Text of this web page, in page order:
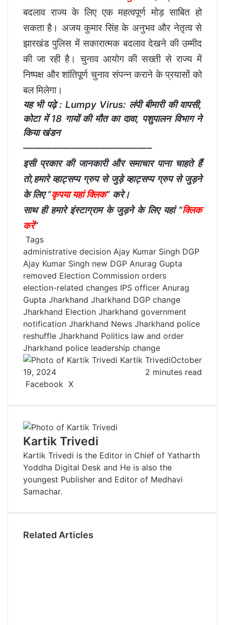
बदलाव राज्य के लिए एक महत्वपूर्ण मोड़ साबित हो
सकता है। अजय कुमार सिंह के अनुभव और नेतृत्व से
झारखंड पुलिस में सकारात्मक बदलाव देखने की उम्मीद
की जा रही है। चुनाव आयोग की सख्ती से राज्य में
निष्पक्ष और शांतिपूर्ण चुनाव संपन्न कराने के प्रयासों को
बल मिलेगा।
यह भी पढ़े : Lumpy Virus: लंपी बीमारी की वापसी,
कोटा में 18 गायों की मौत का दावा, पशुपालन विभाग ने
किया खंडन
—————————————–
इसी प्रकार की जानकारी और समाचार पाना चाहते हैं
तो,हमारे व्हाट्सप्प ग्रुप से जुड़े व्हाट्सप्प ग्रुप से जुड़ने
के लिए “कृपया यहां क्लिक” करे।
साथ ही हमारे इंस्टाग्राम के जुड़ने के लिए यहां “क्लिक
करें”
Tags
administrative decision Ajay Kumar Singh DGP
Ajay Kumar Singh new DGP Anurag Gupta
removed Election Commission orders
election-related changes IPS officer Anurag
Gupta Jharkhand Jharkhand DGP change
Jharkhand Election Jharkhand government
notification Jharkhand News Jharkhand police
reshuffle Jharkhand Politics law and order
Jharkhand police leadership change
Kartik TrivediOctober
19, 2024
2 minutes read
Facebook X
n
e
d
I
n
m
l
r
n
e
r
e
s
t
d
i
t
o
t
a
k
t
e
a
e
v
i
a
E
i
i
Kartik Trivedi
Kartik Trivedi is the Editor in Chief of Yatharth
Yoddha Digital Desk and He is also the
youngest Publisher and Editor of Medhavi
Samachar.
Related Articles